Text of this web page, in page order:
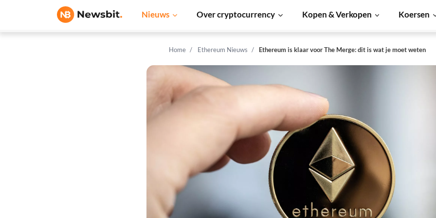
Nieuws Over cryptocurrency Kopen & Verkopen Koersen
Home Ethereum Nieuws Ethereum is klaar voor The Merge: dit is wat je moet weten